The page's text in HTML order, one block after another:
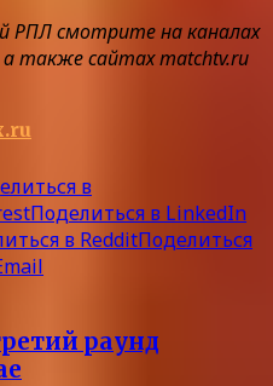
РПЛ смотрите на каналах
также сайтах matchtv.ru
в
Поделиться в LinkedIn
в RedditПоделиться
раунд